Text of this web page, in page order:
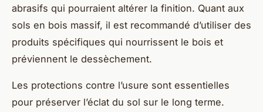
abrasifs qui pourraient altérer la finition. Quant aux
sols en bois massif, il est recommandé d’utiliser des
produits spécifiques qui nourrissent le bois et
préviennent le dessèchement.
Les protections contre l’usure sont essentielles
pour préserver l’éclat du sol sur le long terme.